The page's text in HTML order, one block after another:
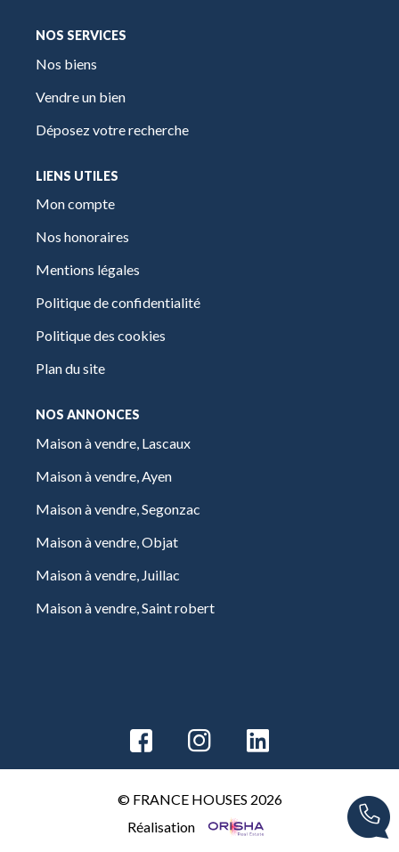
NOS SERVICES
Nos biens
Vendre un bien
Déposez votre recherche
LIENS UTILES
Mon compte
Nos honoraires
Mentions légales
Politique de confidentialité
Politique des cookies
Plan du site
NOS ANNONCES
Maison à vendre, Lascaux
Maison à vendre, Ayen
Maison à vendre, Segonzac
Maison à vendre, Objat
Maison à vendre, Juillac
Maison à vendre, Saint robert
© FRANCE HOUSES 2026
Réalisation